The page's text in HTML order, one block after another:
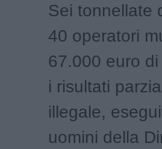
Sei tonnellate
40 operatori
67.000 euro
i risultati
illegale,
uomini della